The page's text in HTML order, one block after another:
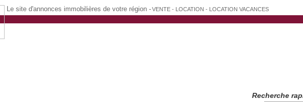
Le site d'annonces immobilières de votre région -VENTE - LOCATION - LOCATION VACANCES
Recherche